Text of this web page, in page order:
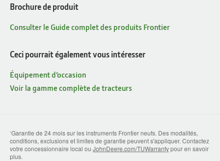
Brochure de produit
Consulter le Guide complet des produits Frontier
Ceci pourrait également vous intéresser
Équipement d’occasion
Voir la gamme complète de tracteurs
1Garantie de 24 mois sur les instruments Frontier neufs. Des modalités,
conditions, exclusions et limites de garantie peuvent s'appliquer. Contactez
votre concessionnaire local ou JohnDeere.com/TUWarrantypour en savoir
plus.